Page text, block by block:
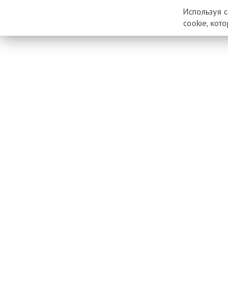
Используя
cookie,